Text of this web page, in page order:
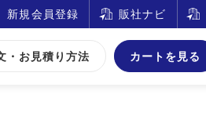
新規会員登録 販社ナビ
・お見積り方法 カートを見る